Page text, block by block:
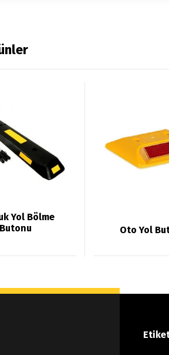
Yol Bölme
Butonu
Oto Yol